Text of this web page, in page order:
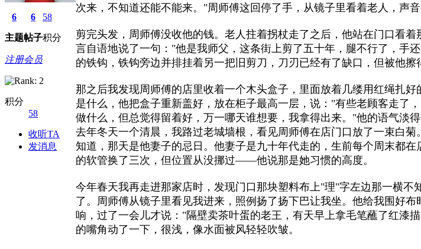
6
主题
6
帖子
58
积分
注册会员
积分
58
收听TA
发消息
次来，不知道还能不能来。"周师傅这回停了手，从镜子里看着老人，声
剪完头发，周师傅没收他的钱。老人拄着拐杖走了之后，他站在门口看
言自语地说了一句："他是我师父，这条街上剪了五十年，腿不行了，手
的铁钩，铁钩旁边并排挂着另一把旧剪刀，刀刃已经有了缺口，但被他擦
那之后我发现周师傅的店里收着一个木头盒子，里面放着几缕用红绳扎
是什么，他把盒子重新盖好，放在柜子最高一层，说："有些老顾客走了
做什么，但总觉得留着好，万一哪天谁想要，我拿得出来。"他的语气淡
去年冬天一个清晨，我路过老城墙根，看见周师傅在店门口放了一束白
知道，那天是他妻子的忌日。他妻子是九十年代走的，生前每个周末都
的软管换了三次，但位置从没挪过——他说那是她习惯的高度。
今年春天我再走进那家店时，发现门口那块塑料布上"理"字左边那一横
了。周师傅从镜子里看见我进来，照例扬了扬下巴让我坐。他给我围好
响，过了一会儿才说："隔壁卖茶叶蛋的老王，有天早上拿毛笔蘸了红漆
的嘴角动了一下，很浅，像水面被风轻轻吹皱。